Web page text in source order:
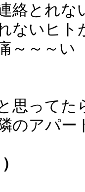
絡とれな
ないヒト
～～～い
思ってた
のアパ